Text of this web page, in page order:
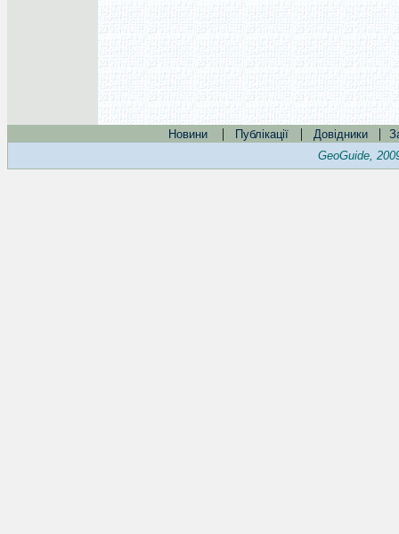
Новини | Публікації | Довідники |
GeoGuide,